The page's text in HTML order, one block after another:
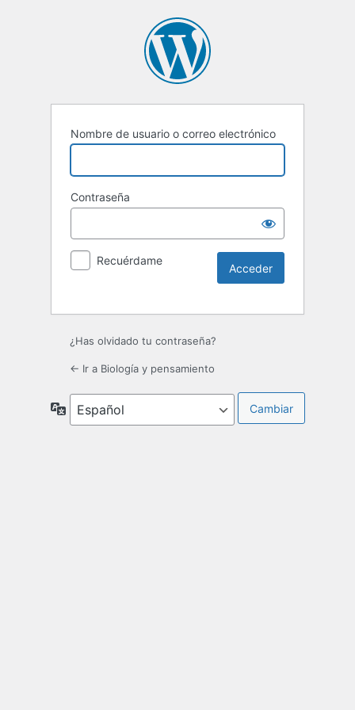
Nombre de usuario o correo electrónico
Contraseña
Recuérdame
¿Has olvidado tu contraseña?
← Ir a Biología y pensamiento
Idioma